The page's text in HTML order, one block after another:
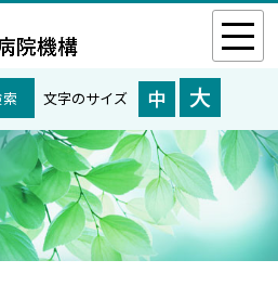
文字のサイズ